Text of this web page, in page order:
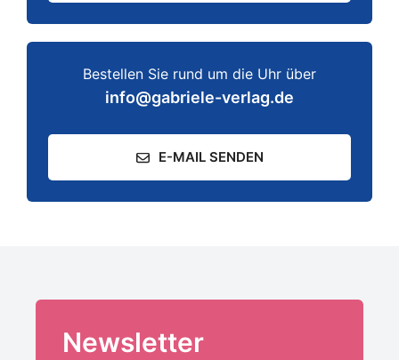
Bestellen Sie rund um die Uhr über
info@gabriele-verlag.de
E-MAIL SENDEN
Newsletter